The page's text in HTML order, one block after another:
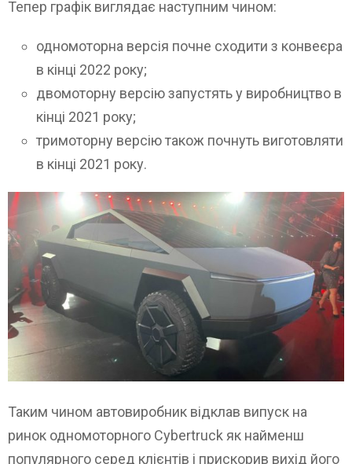
Тепер графік виглядає наступним чином:
одномоторна версія почне сходити з конвеєра
в кінці 2022 року;
двомоторну версію запустять у виробництво в
кінці 2021 року;
тримоторну версію також почнуть виготовляти
в кінці 2021 року.
Таким чином автовиробник відклав випуск на
ринок одномоторного Cybertruck як найменш
популярного серед клієнтів і прискорив вихід його